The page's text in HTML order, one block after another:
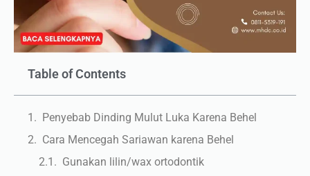
Table of Contents
Penyebab Dinding Mulut Luka Karena Behel
Cara Mencegah Sariawan karena Behel
Gunakan lilin/wax ortodontik